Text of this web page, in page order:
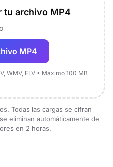
tu archivo MP4
o
MP4
WMV, FLV • Máximo 100 MB
Todas las cargas se cifran
eliminan automáticamente de
en 2 horas.